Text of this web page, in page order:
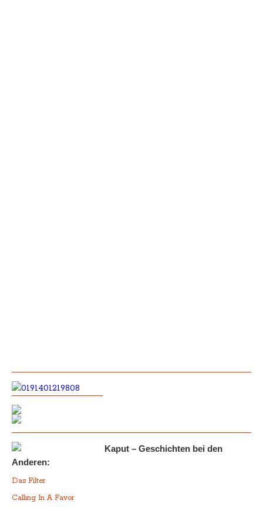
Kaput – Geschichten bei den
Anderen:
Das Filter
Calling In A Favor